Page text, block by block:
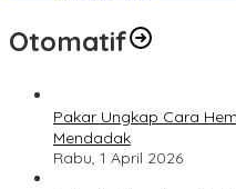
Otomatif
Pakar Ungkap Cara
Mendadak
Rabu, 1 April 2026